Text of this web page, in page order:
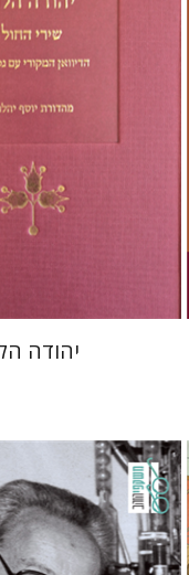
הנחת אתר ספר
יהודה
פרימו לוי
מנואלה קונסוני
יונתן פיין